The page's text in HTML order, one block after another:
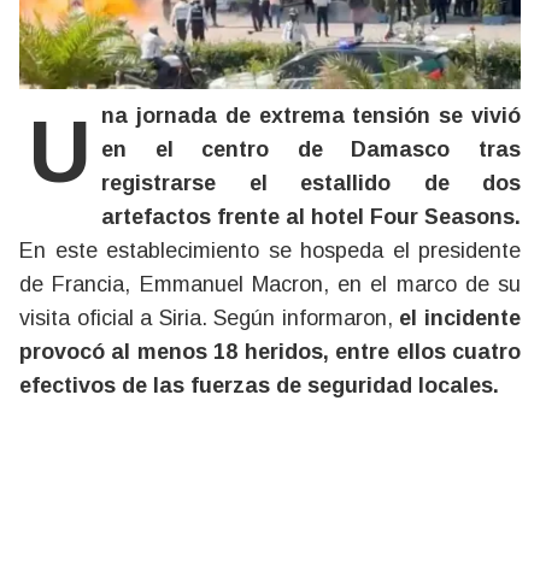
Una jornada de extrema tensión se vivió
en el centro de Damasco tras
registrarse el estallido de dos
artefactos frente al hotel Four Seasons.
En este establecimiento se hospeda el presidente
de Francia, Emmanuel Macron, en el marco de su
visita oficial a Siria. Según informaron, el incidente
provocó al menos 18 heridos, entre ellos cuatro
efectivos de las fuerzas de seguridad locales.